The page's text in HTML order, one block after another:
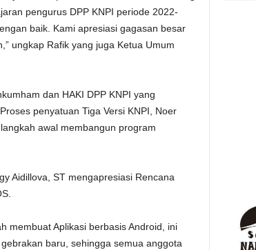
pengurus DPP KNPI periode 2022-
baik. Kami apresiasi gagasan besar
ungkap Rafik yang juga Ketua Umum
dan HAKI DPP KNPI yang
penyatuan Tiga Versi KNPI, Noer
awal membangun program
Aidillova, ST mengapresiasi Rencana
membuat Aplikasi berbasis Android, ini
baru, sehingga semua anggota